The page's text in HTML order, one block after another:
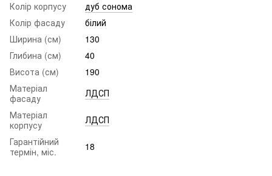
Колір корпусу
дуб сонома
Колір фасаду
білий
Ширина (см)
130
Глибина (см)
40
Висота (см)
190
Матеріал
фасаду
ЛДСП
Матеріал
корпусу
ЛДСП
Гарантійний
термін, міс.
18